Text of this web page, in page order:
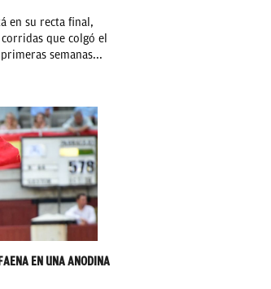
en su recta final,
que colgó el
semanas...
EN UNA ANODINA